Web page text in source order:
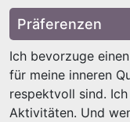
Präferenzen
Ich bevorzuge
für meine inneren
respektvoll sind.
Aktivitäten. Und